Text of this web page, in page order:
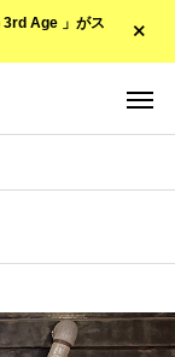
3rd Age 」がス